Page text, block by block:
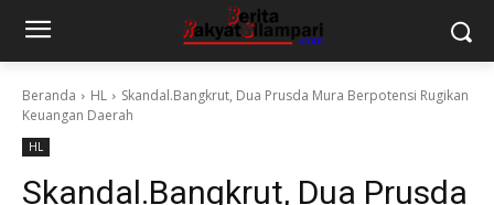
Beranda HL
Skandal.Bangkrut, Dua Prusda Mura Berpotensi Rugikan
Keuangan Daerah
HL
Skandal.Bangkrut, Dua Prusda